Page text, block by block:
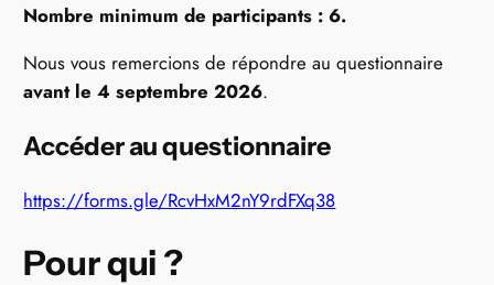
Nombre minimum de participants : 6.
Nous vous remercions de répondre au questionnaire
avant le 4 septembre 2026.
Accéder au questionnaire
https://forms.gle/RcvHxM2nY9rdFXq38
Pour qui ?